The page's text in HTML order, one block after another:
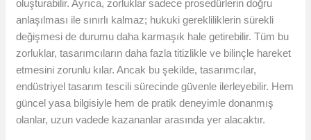
oluşturabilir. Ayrıca, zorluklar sadece prosedürlerin doğru
anlaşılması ile sınırlı kalmaz; hukuki gerekliliklerin sürekli
değişmesi de durumu daha karmaşık hale getirebilir. Tüm bu
zorluklar, tasarımcıların daha fazla titizlikle ve bilinçle hareket
etmesini zorunlu kılar. Ancak bu şekilde, tasarımcılar,
endüstriyel tasarım tescili sürecinde güvenle ilerleyebilir. Hem
güncel yasa bilgisiyle hem de pratik deneyimle donanmış
olanlar, uzun vadede kazananlar arasında yer alacaktır.